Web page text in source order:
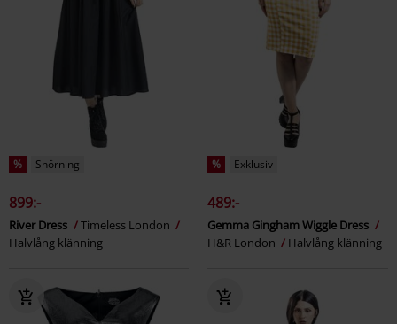
% Snörning
899:-
River Dress
Timeless London
Halvlång klänning
% Exklusiv
489:-
Gemma Gingham Wiggle Dress
H&R London
Halvlång klänning